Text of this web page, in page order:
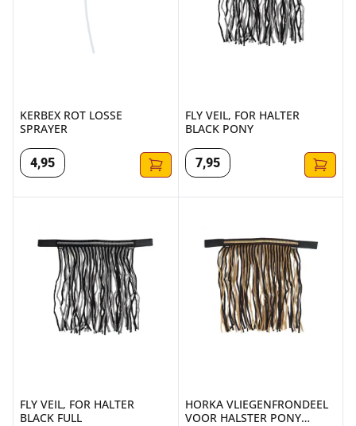
KERBEX ROT LOSSE
SPRAYER
4,95
FLY VEIL, FOR HALTER
BLACK PONY
7,95
FLY VEIL, FOR HALTER
BLACK FULL
HORKA VLIEGENFRONDEEL
VOOR HALSTER PONY